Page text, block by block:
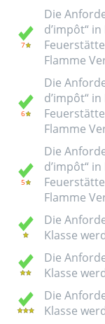
Die
d’impôt“
Flamme
Die
d’impôt“
Flamme
Die
d’impôt“
Flamme
Die
Klasse
Die
Klasse
Die
Klasse